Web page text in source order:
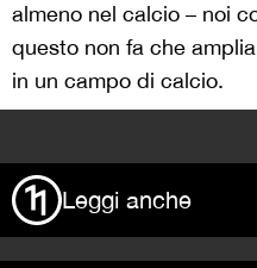
almeno nel calcio – noi
questo non fa che
in un campo di calcio.
Leggi anche